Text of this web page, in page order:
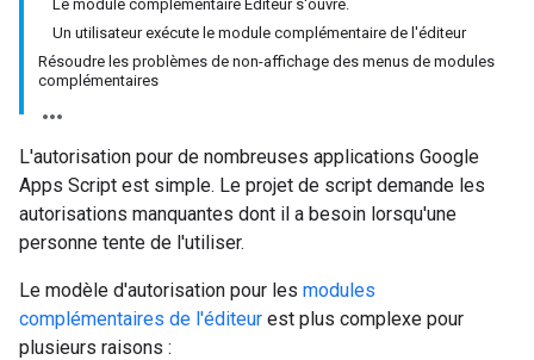
Le module complémentaire Éditeur s'ouvre.
Un utilisateur exécute le module complémentaire de l'éditeur
Résoudre les problèmes de non-affichage des menus de modules
complémentaires
L'autorisation pour de nombreuses applications Google
Apps Script est simple. Le projet de script demande les
autorisations manquantes dont il a besoin lorsqu'une
personne tente de l'utiliser.
Le modèle d'autorisation pour les modules
complémentaires de l'éditeur est plus complexe pour
plusieurs raisons :